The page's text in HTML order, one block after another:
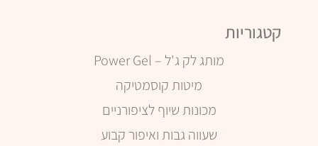
קטגוריות
מותג לק ג'ל – Power Gel
מיטות קוסמטיקה
מכונות שיוף לציפורניים
שעווה גבות ואיפור קבוע